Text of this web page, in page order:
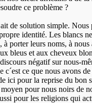
ce problème ?
de solution simple. Nous
identité. Les blancs
à porter leurs noms, à
bleus et aux cheveux
négatif sur nous-
c´est ce que nous avons
ici pour la reprise du bon
pour nous noirs de
pour les religions qui